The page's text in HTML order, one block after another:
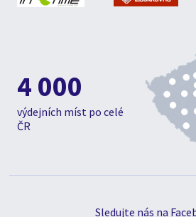
4 000
výdejních míst po celé
ČR
Sledujte nás na